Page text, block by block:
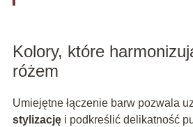
Kolory, które
różem
Umiejętne łączenie barw pozwala
stylizacjęi podkreślić delikatność